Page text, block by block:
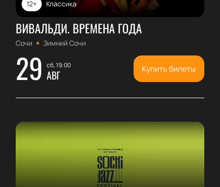
Классика
12+
ВИВАЛЬДИ. ВРЕМЕНА ГОДА
Сочи Зимний Сочи
29 сб, 19:00
АВГ Купить билеты